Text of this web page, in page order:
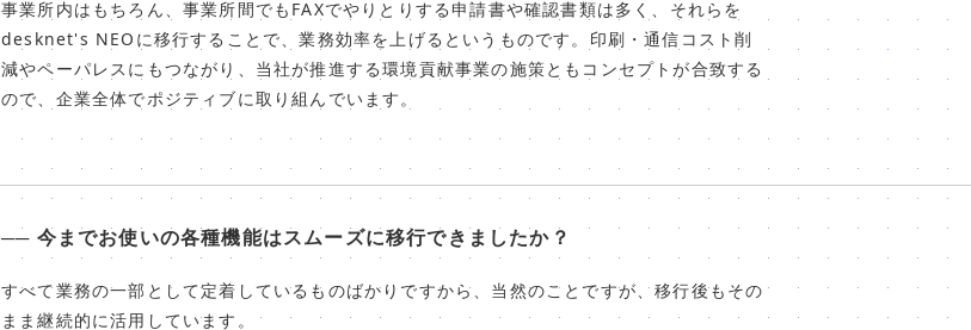
事業所内はもちろん、事業所間でもFAXでやりとりする申請書や確認書類は多く、それらを
desknet's NEOに移行することで、業務効率を上げるというものです。印刷・通信コスト削
減やペーパレスにもつながり、当社が推進する環境貢献事業の施策ともコンセプトが合致する
ので、企業全体でポジティブに取り組んでいます。
── 今までお使いの各種機能はスムーズに移行できましたか？
すべて業務の一部として定着しているものばかりですから、当然のことですが、移行後もその
まま継続的に活用しています。